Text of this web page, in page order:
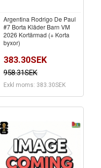
Argentina Rodrigo De Paul
#7 Borta Kläder Barn VM
2026 Kortärmad (+ Korta
byxor)
383.30SEK
958.31SEK
Exkl moms: 383.30SEK